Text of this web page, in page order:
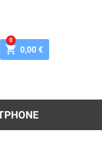
 0,00 €
0